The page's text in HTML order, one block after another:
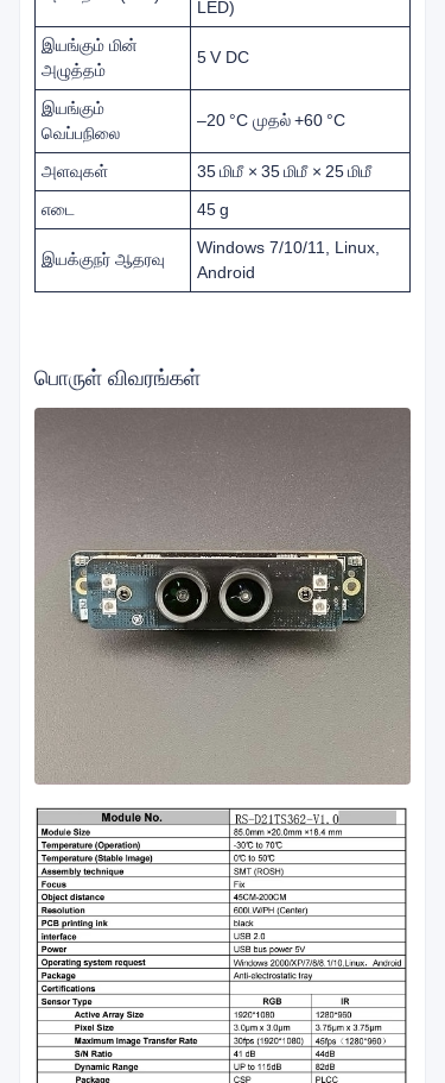
LED)
இயங்கும் மின்
அழுத்தம்
5 V DC
இயங்கும்
வெப்பநிலை
–20 °C முதல் +60 °C
அளவுகள்
35 மிமீ × 35 மிமீ × 25 மிமீ
எடை
45 g
இயக்குநர் ஆதரவு
Windows 7/10/11, Linux,
Android
பொருள் விவரங்கள்